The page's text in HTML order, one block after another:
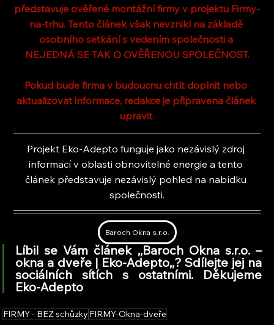
představuje ověřené montážní firmy v projektu Firmy-
na-trhu. Tento článek však nevznikl na základě
osobního setkání s vedením společnosti a
NEJEDNÁ SE TAK O OVĚŘENOU SPOLEČNOST.
Pokud bude firma v budoucnu chtít doplnit nebo
aktualizovat informace, redakce je připravena článek
upravit.
Projekt Eko-Adepto funguje jako nezávislý zdroj
informací v oblasti obnovitelné energie a tento
článek představuje nezávislý pohled na nabídku
společnosti.
Baroch Okna s.r.o.
Líbil se Vám článek ,,Baroch Okna s.r.o. –
okna a dveře | Eko-Adepto,,? Sdílejte jej na
sociálních sítích s ostatními. Děkujeme
Eko-Adepto
FIRMY - BEZ schůzky FIRMY-Okna-dveře